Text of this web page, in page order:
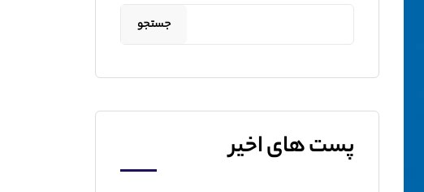
جستجو
پست های اخیر